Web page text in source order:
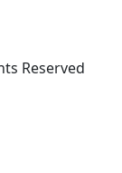
Reserved